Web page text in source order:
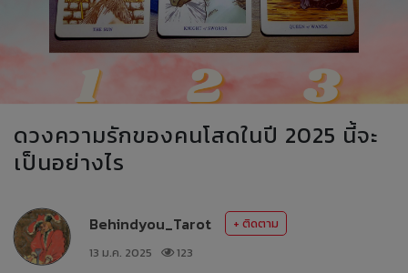
ดวงความรักของคนโสดในปี 2025 นี้จะ
เป็นอย่างไร
Behindyou_Tarot
+ ติดตาม
13 ม.ค. 2025
123